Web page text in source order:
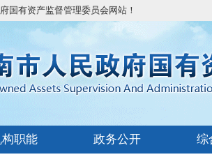
国有资产监督管理委员会网站！
职能 政务公开 综